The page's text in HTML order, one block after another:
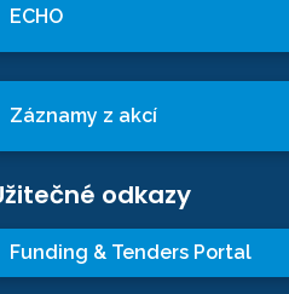
ECHO
Záznamy z akcí
odkazy
Funding & Tenders Portal